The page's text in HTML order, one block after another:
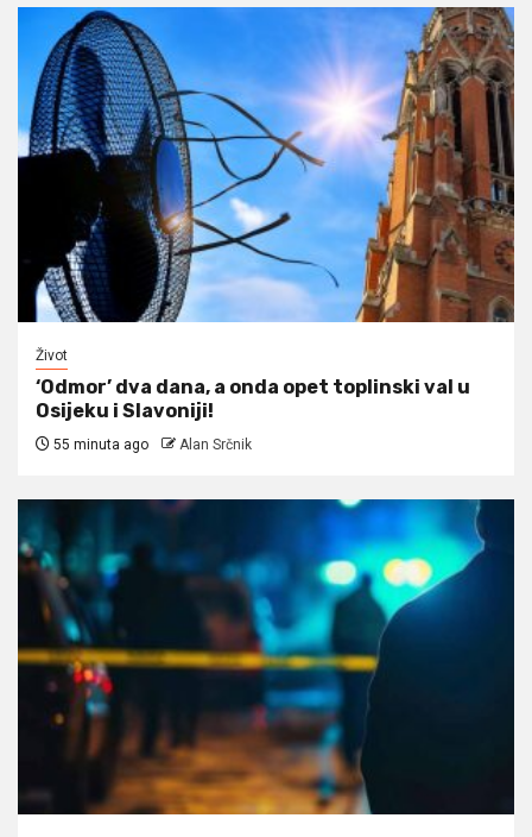
Život
‘Odmor’ dva dana, a onda opet toplinski val u
Osijeku i Slavoniji!
55 minuta ago Alan Srčnik